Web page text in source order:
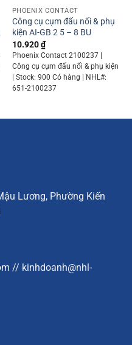
PHOENIX CONTACT
Công cụ cụm đấu nối & phụ
kiện AI-GB 2 5 – 8 BU
10.920₫
Phoenix Contact 2100237 |
Công cụ cụm đấu nối & phụ kiện
| Stock: 900 Có hàng | NHL#:
651-2100237
Lương, Phường Kiến
// kinhdoanh@nhl-